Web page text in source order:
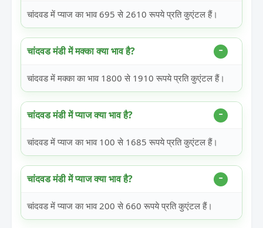
चांदवड में प्याज का भाव 695 से 2610 रूपये प्रति कुएंटल हैं।
चांदवड मंडी में मक्का क्या भाव है?
चांदवड में मक्का का भाव 1800 से 1910 रूपये प्रति कुएंटल हैं।
चांदवड मंडी में प्याज क्या भाव है?
चांदवड में प्याज का भाव 100 से 1685 रूपये प्रति कुएंटल हैं।
चांदवड मंडी में प्याज क्या भाव है?
चांदवड में प्याज का भाव 200 से 660 रूपये प्रति कुएंटल हैं।